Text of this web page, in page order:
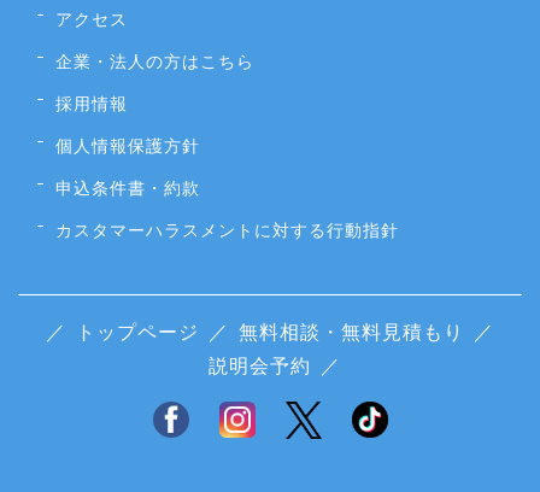
アクセス
企業・法人の方はこちら
採用情報
個人情報保護方針
申込条件書・約款
カスタマーハラスメントに対する行動指針
／ トップページ ／ 無料相談・無料見積もり
／
説明会予約 ／